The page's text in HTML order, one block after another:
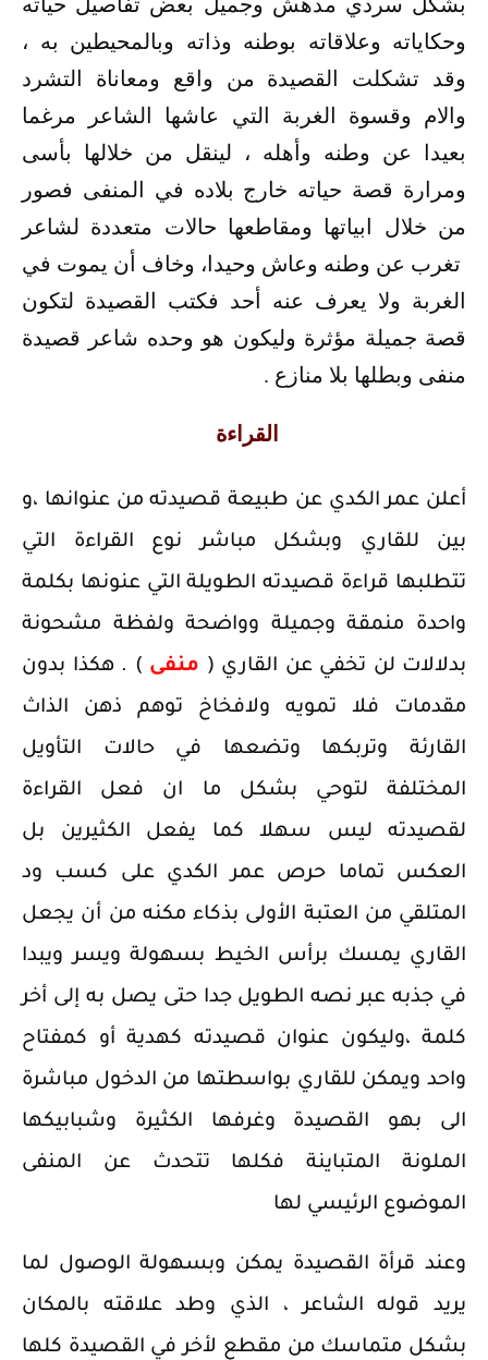
وحكاياته وعلاقاته بوطنه وذاته وبالمحيطين به ،
وقد تشكلت القصيدة من واقع ومعاناة التشرد
والام وقسوة الغربة التي عاشها الشاعر مرغما
بعيدا عن وطنه وأهله ، لينقل من خلالها بأسى
ومرارة قصة حياته خارج بلاده في المنفى فصور
من خلال ابياتها ومقاطعها حالات متعددة لشاعر
تغرب عن وطنه وعاش وحيدا، وخاف أن يموت في
الغربة ولا يعرف عنه أحد فكتب القصيدة لتكون
قصة جميلة مؤثرة وليكون هو وحده شاعر قصيدة
منفى وبطلها بلا منازع .
القراءة
أعلن عمر الكدي عن طبيعة قصيدته من عنوانها ،و
بين للقاري وبشكل مباشر نوع القراءة التي
تتطلبها قراءة قصيدته الطويلة التي عنونها بكلمة
واحدة منمقة وجميلة وواضحة ولفظة مشحونة
بدلالات لن تخفي عن القاري ( منفى ) . هكذا بدون
مقدمات فلا تمويه ولافخاخ توهم ذهن الذاث
القارئة وتربكها وتضعها في حالات التأويل
المختلفة لتوحي بشكل ما ان فعل القراءة
لقصيدته ليس سهلا كما يفعل الكثيرين بل
العكس تماما حرص عمر الكدي على كسب ود
المتلقي من العتبة الأولى بذكاء مكنه من أن يجعل
القاري يمسك برأس الخيط بسهولة ويسر ويبدا
في جذبه عبر نصه الطويل جدا حتى يصل به إلى أخر
كلمة ،وليكون عنوان قصيدته كهدية أو كمفتاح
واحد ويمكن للقاري بواسطتها من الدخول مباشرة
الى بهو القصيدة وغرفها الكثيرة وشبابيكها
الملونة المتباينة فكلها تتحدث عن المنفى
الموضوع الرئيسي لها
وعند قرأة القصيدة يمكن وبسهولة الوصول لما
يريد قوله الشاعر ، الذي وطد علاقته بالمكان
بشكل متماسك من مقطع لأخر في القصيدة كلها